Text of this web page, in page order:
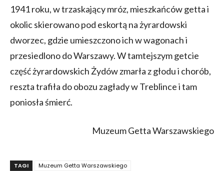
1941 roku, w trzaskający mróz, mieszkańców getta i
okolic skierowano pod eskortą na żyrardowski
dworzec, gdzie umieszczono ich w wagonach i
przesiedlono do Warszawy. W tamtejszym getcie
część żyrardowskich Żydów zmarła z głodu i chorób,
reszta trafiła do obozu zagłady w Treblince i tam
poniosła śmierć.
Muzeum Getta Warszawskiego
TAGI Muzeum Getta Warszawskiego